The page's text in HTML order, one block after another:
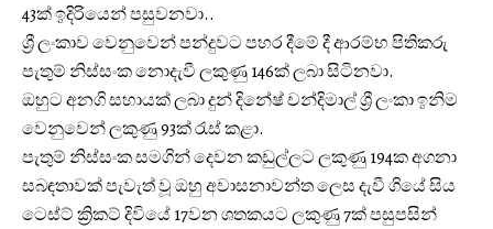
43ක් ඉදිරියෙන් පසුවනවා..
ශ්‍රී ලංකාව වෙනුවෙන් පන්දුවට පහර දීමේ දී ආරම්භ පිතිකරු
පැතුම් නිස්සංක නොදැවී ලකුණු 146ක් ලබා සිටිනවා.
ඔහුට අනගි සහායක් ලබා දුන් දිනේෂ් චන්දිමාල් ශ්‍රී ලංකා ඉනිම
වෙනුවෙන් ලකුණු 93ක් රැස් කළා.
පැතුම් නිස්සංක සමගින් දෙවන කඩුල්ලට ලකුණු 194ක අගනා
සබඳතාවක් පැවැත් වූ ඔහු අවාසනාවන්ත ලෙස දැවී ගියේ සිය
ටෙස්ට් ක්‍රිකට් දිවියේ 17වන ශතකයට ලකුණු 7ක් පසුපසින්